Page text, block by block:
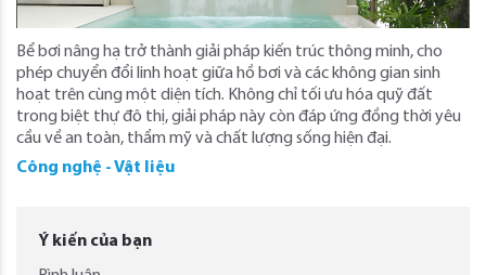
Bể bơi nâng hạ trở thành giải pháp kiến trúc thông minh, cho
phép chuyển đổi linh hoạt giữa hồ bơi và các không gian sinh
hoạt trên cùng một diện tích. Không chỉ tối ưu hóa quỹ đất
trong biệt thự đô thị, giải pháp này còn đáp ứng đồng thời yêu
cầu về an toàn, thẩm mỹ và chất lượng sống hiện đại.
Công nghệ - Vật liệu
Ý kiến của bạn